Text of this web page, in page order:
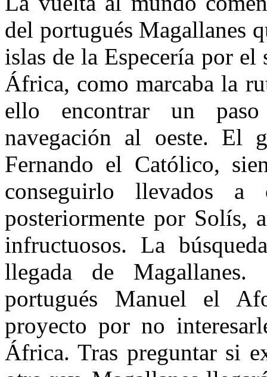
del portugués Magallanes
islas de la Especería por
África, como marcaba la
ello encontrar un
navegación al oeste. El
Fernando el Católico,
conseguirlo llevados
posteriormente por Solís,
infructuosos. La
llegada de
portugués Manuel el
proyecto por no
África. Tras preguntar si